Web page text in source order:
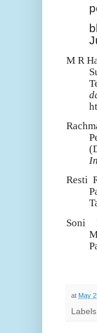
M R
Resti
Soni
at May